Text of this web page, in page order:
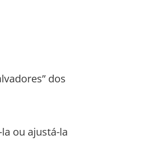
dos
ou ajustá-la